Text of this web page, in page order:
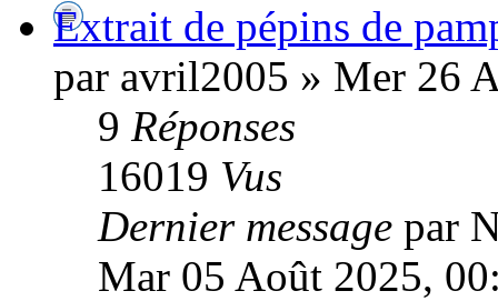
Extrait de pépins de
par avril2005 » Mer 26
9 Réponses
16019 Vus
Dernier message par
Mar 05 Août 2025,